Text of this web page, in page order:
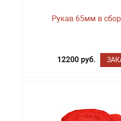
Рукав 65мм в
12200 руб.